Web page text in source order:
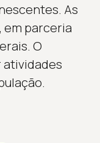
As
em parceria
O
atividades